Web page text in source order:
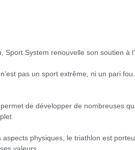
Sport System renouvelle son soutien à
pas un sport extrême, ni un pari
de développer de nombreuses
aspects physiques, le triathlon est